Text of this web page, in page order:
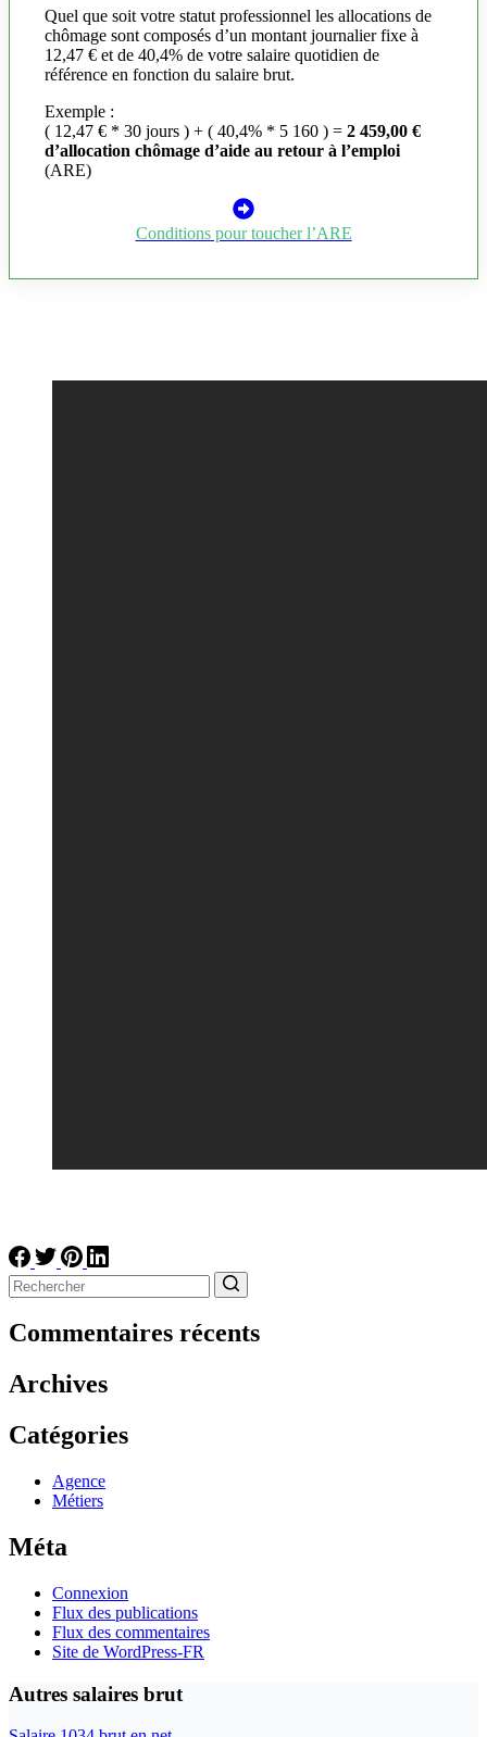
Quel que soit votre statut professionnel les allocations de
chômage sont composés d’un montant journalier fixe à
12,47 € et de 40,4% de votre salaire quotidien de
référence en fonction du salaire brut.
Exemple :
( 12,47 € * 30 jours ) + ( 40,4% * 5 160 ) = 2 459,00 €
d’allocation chômage d’aide au retour à l’emploi
(ARE)
Conditions pour toucher l’ARE
résultat
Commentaires récents
Archives
Catégories
Agence
Métiers
Méta
Connexion
Flux des publications
Flux des commentaires
Site de WordPress-FR
Autres salaires brut